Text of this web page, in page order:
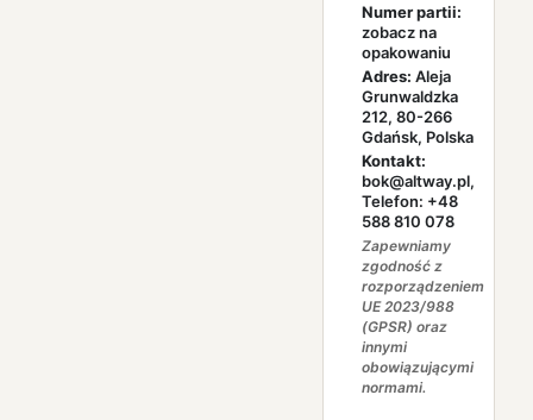
Numer partii:
zobacz na
opakowaniu
Adres: Aleja
Grunwaldzka
212, 80-266
Gdańsk, Polska
Kontakt:
bok@altway.pl,
Telefon: +48
588 810 078
Zapewniamy
zgodność z
rozporządzeniem
UE 2023/988
(GPSR) oraz
innymi
obowiązującymi
normami.